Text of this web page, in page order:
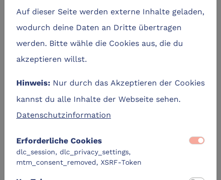
Auf dieser Seite werden externe Inhalte geladen,
wodurch deine Daten an Dritte übertragen
werden. Bitte wähle die Cookies aus, die du
akzeptieren willst.
Hinweis: Nur durch das Akzeptieren der Cookies
kannst du alle Inhalte der Webseite sehen.
Datenschutzinformation
Erforderliche Cookies
dlc_session, dlc_privacy_settings,
mtm_consent_removed, XSRF-Token
Diese können jedoch sowohl ein Segen der
modernen Technologie, als auch ein Fluch für die
Darstellung vielfältiger Bevölkerungsgruppen sein.
Der Impulsvortrag beleuchtet die
(Bias) welche innerhalb von Sprachmodellen
auftauchen können. Durch die Art und Weise, wie
die Modelle trainiert, und mit welchen Daten sie
Verzerrungen wie Age Bias,
Geschlechterstereotypisierung oder religiöse